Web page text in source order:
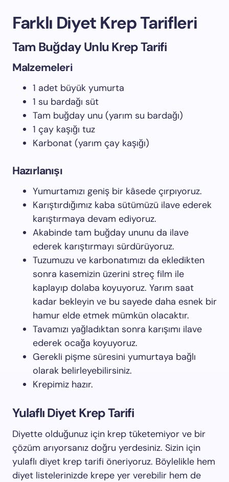
Farklı Diyet Krep Tarifleri
Tam Buğday Unlu Krep Tarifi
Malzemeleri
1 adet büyük yumurta
1 su bardağı süt
Tam buğday unu (yarım su bardağı)
1 çay kaşığı tuz
Karbonat (yarım çay kaşığı)
Hazırlanışı
Yumurtamızı geniş bir kâsede çırpıyoruz.
Karıştırdığımız kaba sütümüzü ilave ederek
karıştırmaya devam ediyoruz.
Akabinde tam buğday ununu da ilave
ederek karıştırmayı sürdürüyoruz.
Tuzumuzu ve karbonatımızı da ekledikten
sonra kasemizin üzerini streç film ile
kaplayıp dolaba koyuyoruz. Yarım saat
kadar bekleyin ve bu sayede daha esnek bir
hamur elde etmek mümkün olacaktır.
Tavamızı yağladıktan sonra karışımı ilave
ederek ocağa koyuyoruz.
Gerekli pişme süresini yumurtaya bağlı
olarak belirleyebilirsiniz.
Krepimiz hazır.
Yulaflı Diyet Krep Tarifi
Diyette olduğunuz için krep tüketemiyor ve bir
çözüm arıyorsanız doğru yerdesiniz. Sizin için
yulaflı diyet krep tarifi öneriyoruz. Böylelikle hem
diyet listelerinizde krepe yer verebilir hem de